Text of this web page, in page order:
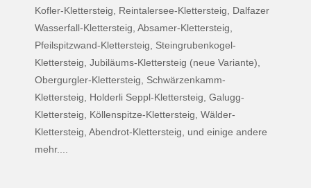
Kofler-Klettersteig, Reintalersee-Klettersteig, Dalfazer
Wasserfall-Klettersteig, Absamer-Klettersteig,
Pfeilspitzwand-Klettersteig, Steingrubenkogel-
Klettersteig, Jubiläums-Klettersteig (neue Variante),
Obergurgler-Klettersteig, Schwärzenkamm-
Klettersteig, Holderli Seppl-Klettersteig, Galugg-
Klettersteig, Köllenspitze-Klettersteig, Wälder-
Klettersteig, Abendrot-Klettersteig, und einige andere
mehr....